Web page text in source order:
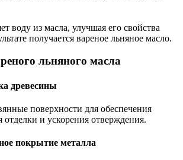
воду из масла, улучшая его свойства
получается вареное льняное масло.
льняного масла
древесины
поверхности для обеспечения
и ускорения отверждения.
покрытие металла